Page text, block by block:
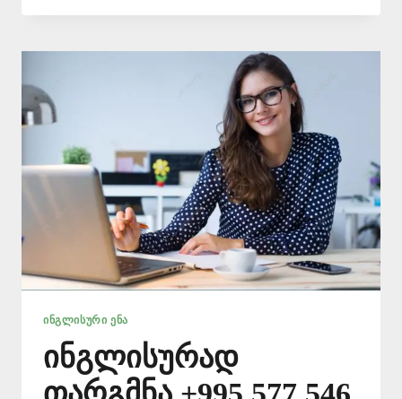
ᲛᲪᲝᲓᲜᲔ
577
ᲘᲜᲒᲚᲘᲡᲣᲠᲘ ᲔᲜᲐ
ინგლისურად